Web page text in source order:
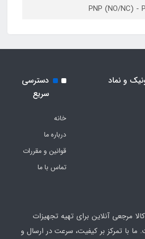
PNP (NO/NC) -
و نماد
دسترسی
سریع
خانه
درباره ما
قوانین و مقررات
تماس با ما
مرجعی آنلاین برای تهیه تجهیزات
با تمرکز بر کیفیت، سرعت در ارسال و